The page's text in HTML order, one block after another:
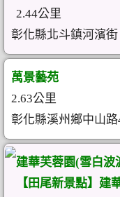
2.44公里
彰化縣北斗鎮河濱街
萬景藝苑
2.63公里
彰化縣溪州鄉中山
建華芙蓉園(雪白波
【田尾新景點】建